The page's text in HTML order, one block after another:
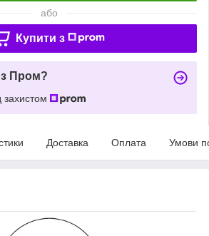
або
Купити з
з Пром?
захистом
Доставка Оплата Умови